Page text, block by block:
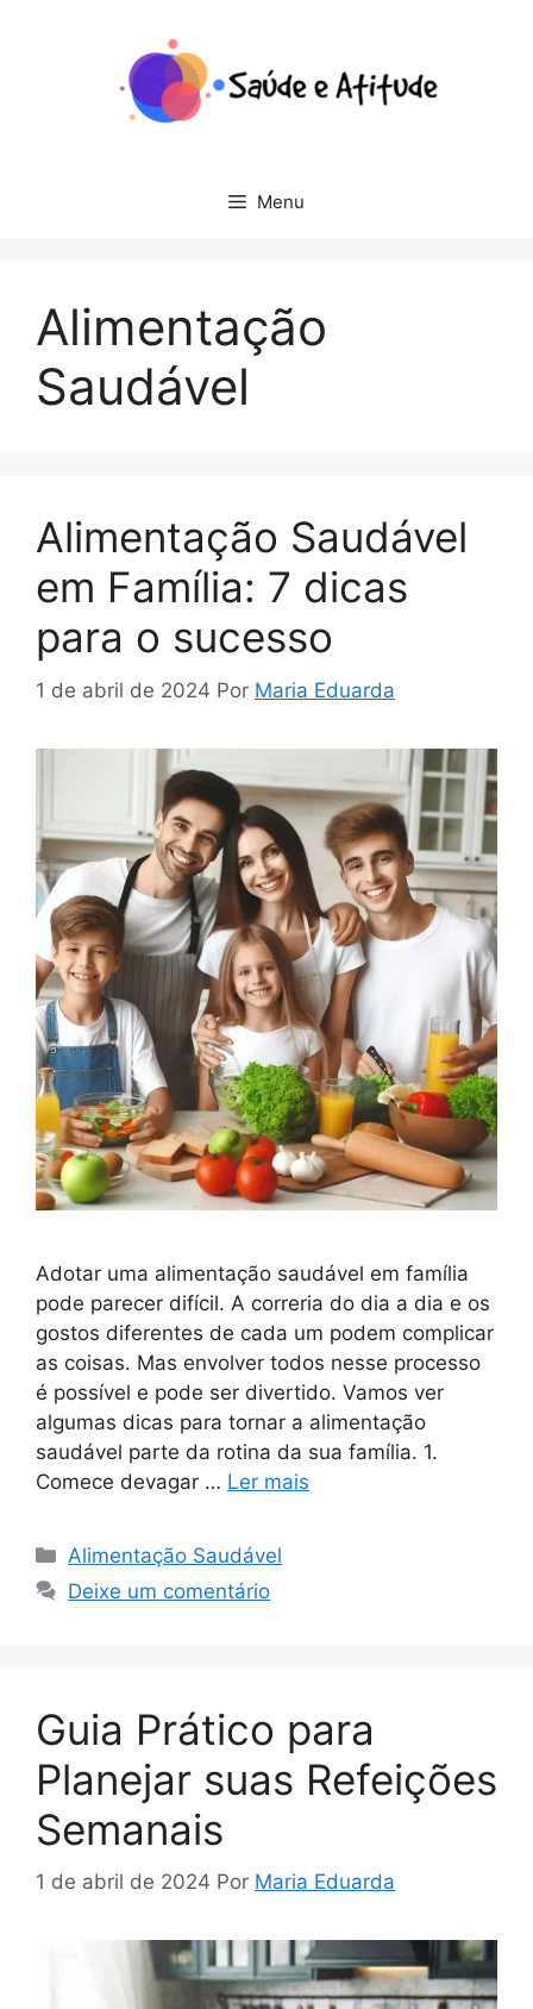
Menu
Alimentação
Saudável
Alimentação Saudável
em Família: 7 dicas
para o sucesso
1 de abril de 2024 Por Maria Eduarda
Adotar uma alimentação saudável em família
pode parecer difícil. A correria do dia a dia e os
gostos diferentes de cada um podem complicar
as coisas. Mas envolver todos nesse processo
é possível e pode ser divertido. Vamos ver
algumas dicas para tornar a alimentação
saudável parte da rotina da sua família. 1.
Comece devagar … Ler mais
Categorias
Alimentação Saudável
Deixe um comentário
Guia Prático para
Planejar suas Refeições
Semanais
1 de abril de 2024 Por Maria Eduarda